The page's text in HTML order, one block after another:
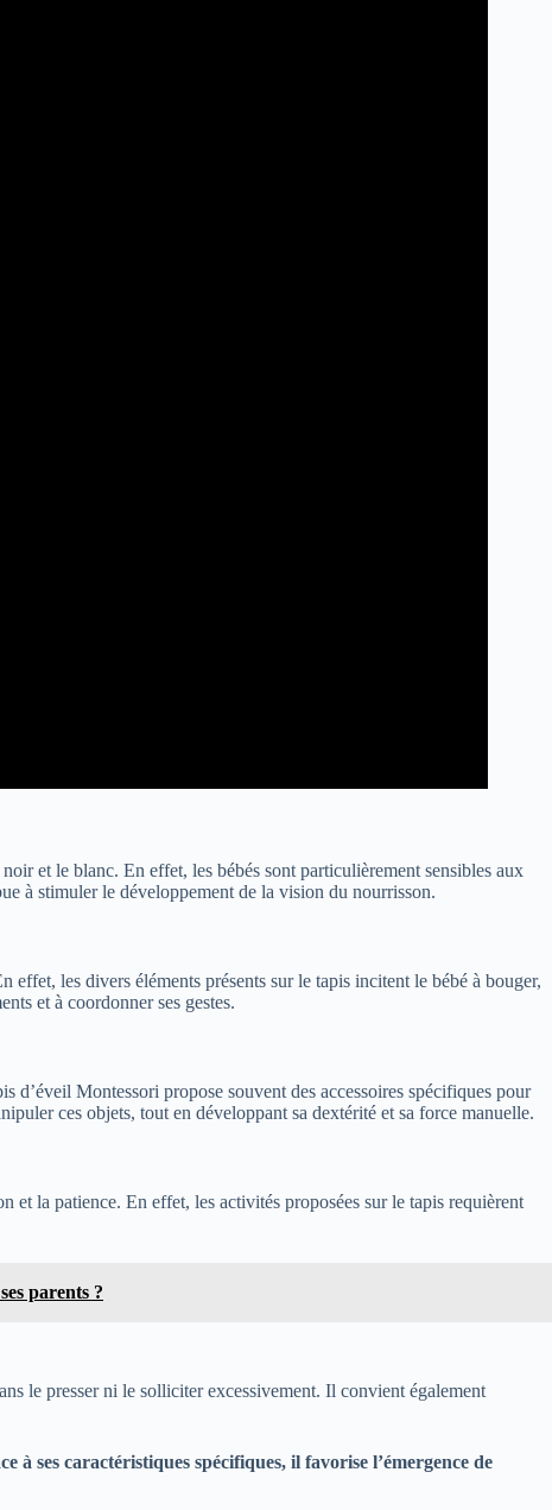
et le blanc. En effet, les bébés sont particulièrement sensibles aux
à stimuler le développement de la vision du nourrisson.
les divers éléments présents sur le tapis incitent le bébé à bouger,
et à coordonner ses gestes.
d’éveil Montessori propose souvent des accessoires spécifiques pour
ces objets, tout en développant sa dextérité et sa force manuelle.
et la patience. En effet, les activités proposées sur le tapis requièrent
parents ?
le presser ni le solliciter excessivement. Il convient également
ses caractéristiques spécifiques, il favorise l’émergence de